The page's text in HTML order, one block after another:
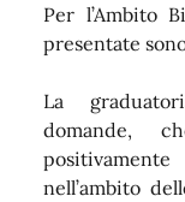
Per l’Ambito
presentate
La
domande,
nell’ambito